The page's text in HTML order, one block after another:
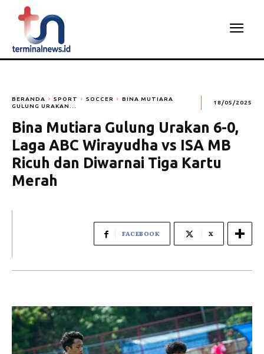
BERANDA SPORT SOCCER
BINA MUTIARA
GULUNG URAKAN...
18/05/2025
Bina Mutiara Gulung Urakan 6-0,
Laga ABC Wirayudha vs ISA MB
Ricuh dan Diwarnai Tiga Kartu
Merah
FACEBOOK X